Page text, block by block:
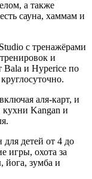
а также
сауна, хаммам и
с тренажёрами
и
Bala и Hyperice по
аля-карт, и
Kangan и
для детей от 4 до
игры, охота за
йога, зумба и